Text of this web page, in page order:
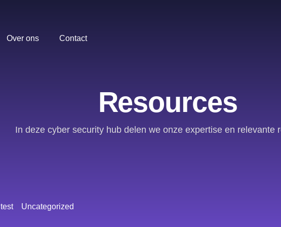
Over ons Contact
Resources
In deze cyber security hub delen we onze expertise en relevante
test Uncategorized